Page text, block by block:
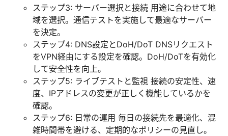
ステップ3: サーバー選択と接続 用途に合わせて地
域を選択。通信テストを実施して最適なサーバー
を決定。
ステップ4: DNS設定とDoH/DoT DNSリクエスト
をVPN経由にする設定を確認。DoH/DoTを有効化
して安全性を向上。
ステップ5: ライブテストと監視 接続の安定性、速
度、IPアドレスの変更が正しく機能しているかを
確認。
ステップ6: 日常の運用 毎日の接続先を最適化、混
雑時間帯を避ける、定期的なポリシーの見直し。